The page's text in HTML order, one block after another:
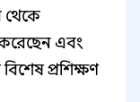
থেকে
এবং
প্রশিক্ষণ